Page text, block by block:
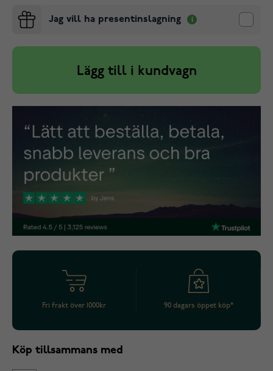
Jag vill ha presentinslagning
Lägg till i kundvagn
Fri frakt över 1000kr 90 dagars öppet köp*
Köp tillsammans med